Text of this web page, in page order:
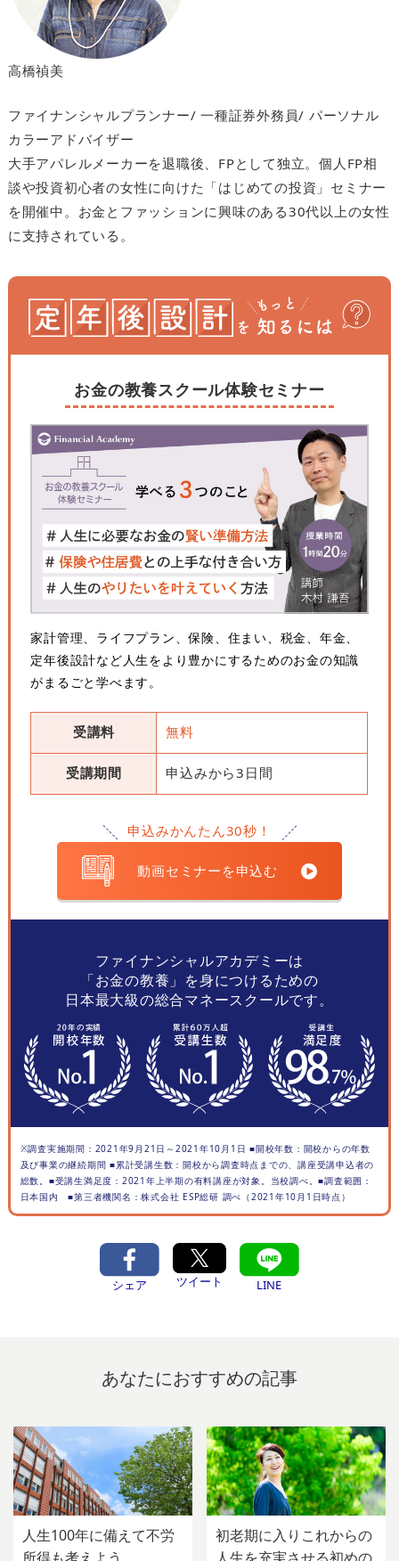
高橋禎美
ファイナンシャルプランナー/ 一種証券外務員/ パーソナル
カラーアドバイザー
大手アパレルメーカーを退職後、FPとして独立。個人FP相
談や投資初心者の女性に向けた「はじめての投資」セミナー
を開催中。お金とファッションに興味のある30代以上の女性
に支持されている。
お金の教養スクール体験セミナー
家計管理、ライフプラン、保険、住まい、税金、年金、
定年後設計など人生をより豊かにするためのお金の知識
がまるごと学べます。
受講料 無料
受講期間 申込みから3日間
申込みかんたん30秒！
動画セミナーを申込む
ファイナンシャルアカデミーは
「お金の教養」を身につけるための
日本最大級の総合マネースクールです。
※調査実施期間：2021年9月21日～2021年10月1日 ■開校年数：開校からの年数
及び事業の継続期間 ■累計受講生数：開校から調査時点までの、講座受講申込者の
総数。■受講生満足度：2021年上半期の有料講座が対象。当校調べ。■調査範囲：
日本国内 ■第三者機関名：株式会社 ESP総研 調べ（2021年10月1日時点）
シェア ツイート LINE
あなたにおすすめの記事
人生100年に備えて不労
初老期に入りこれからの